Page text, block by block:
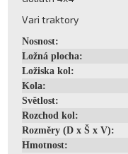
Vari traktory
Nosnost:
Ložná plocha:
Ložiska kol:
Kola:
Světlost:
Rozchod kol:
Rozměry (D x Š x V):
Hmotnost: